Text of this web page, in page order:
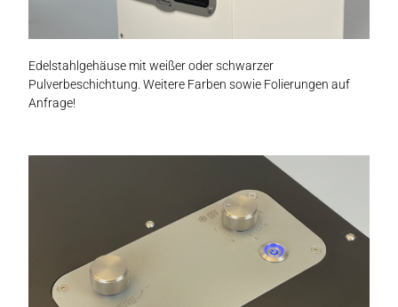
Edelstahlgehäuse mit weißer oder schwarzer
Pulverbeschichtung. Weitere Farben sowie Folierungen auf
Anfrage!